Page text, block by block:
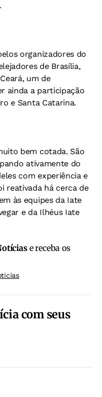
organizadores do
de Brasília,
um de
ainda a participação
e Santa Catarina.
bem cotada. São
ativamente do
com experiência e
reativada há cerca de
às equipes da Iate
e da Ilhéus Iate
e receba os
com seus